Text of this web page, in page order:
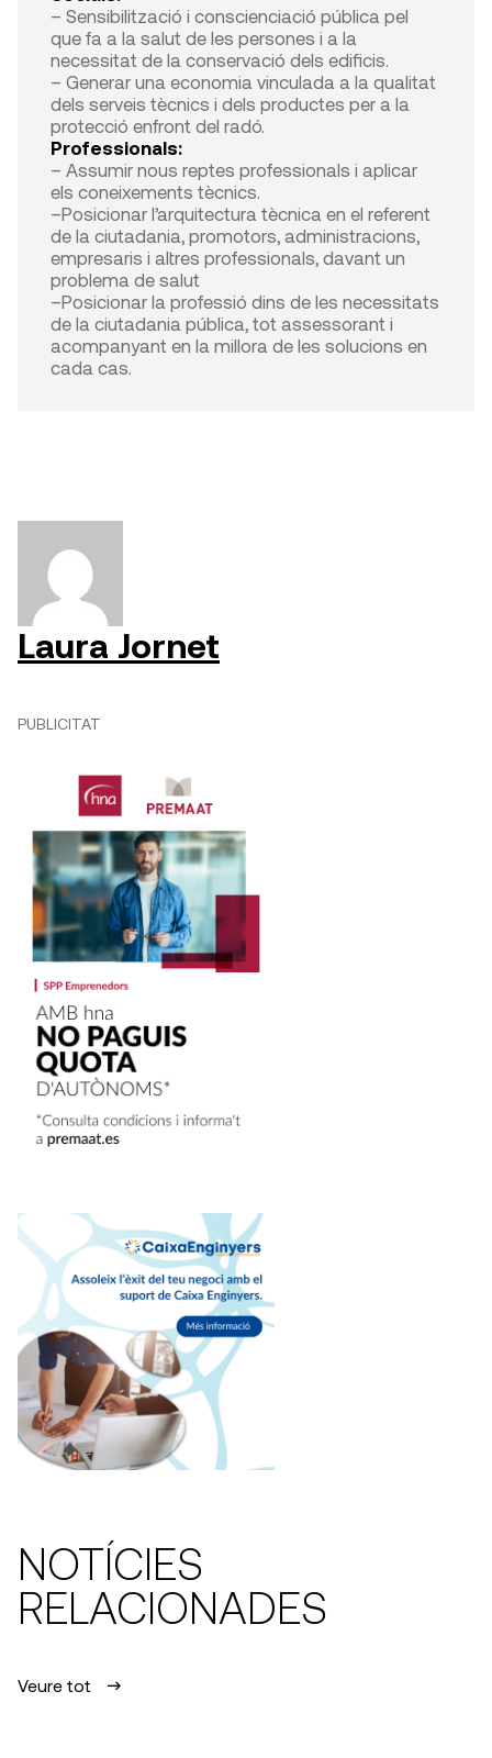
– Sensibilització i conscienciació pública pel
que fa a la salut de les persones i a la
necessitat de la conservació dels edificis.
– Generar una economia vinculada a la qualitat
dels serveis tècnics i dels productes per a la
protecció enfront del radó.
Professionals:
– Assumir nous reptes professionals i aplicar
els coneixements tècnics.
–Posicionar l’arquitectura tècnica en el referent
de la ciutadania, promotors, administracions,
empresaris i altres professionals, davant un
problema de salut
–Posicionar la professió dins de les necessitats
de la ciutadania pública, tot assessorant i
acompanyant en la millora de les solucions en
cada cas.
Laura Jornet
PUBLICITAT
NOTÍCIES
RELACIONADES
Veure tot